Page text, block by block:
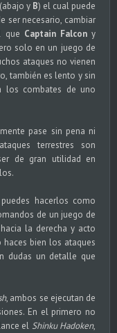
y B) el cual puede
ser necesario, cambiar
que Captain Falcony
solo en un juego de
ataques no vienen
también es lento y sin
los combates de uno
pase sin pena ni
terrestres son
de gran utilidad en
hacerlos como
de un juego de
la derecha y acto
bien los ataques
dudas un detalle que
, ambos se ejecutan de
En el primero no
el Shinku Hadoken,